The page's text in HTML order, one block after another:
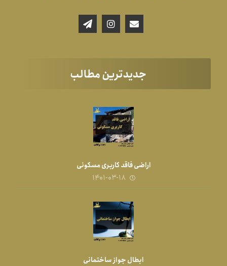
جدیدترین مطالب
اراضی فاقد کاربری مسکونی
۱۴۰۱-۰۳-۱۸
ابطال جواز ساختمانی